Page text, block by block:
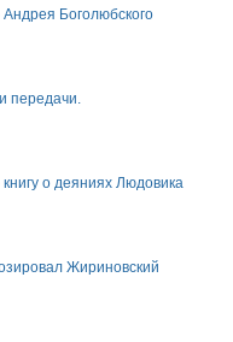
Боголюбского
передачи.
о деяниях Людовика
Жириновский